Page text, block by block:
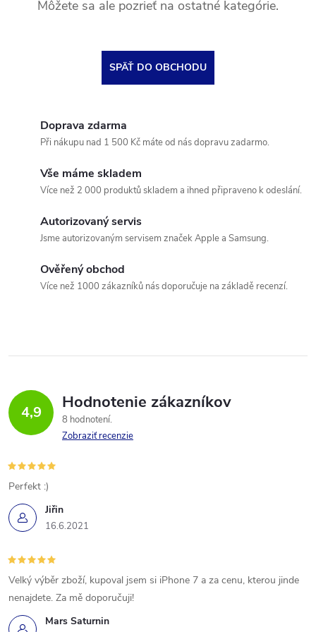
Môžete sa ale pozrieť na ostatné kategórie.
SPÄŤ DO OBCHODU
Doprava zdarma
Při nákupu nad 1 500 Kč máte od nás dopravu zadarmo.
Vše máme skladem
Více než 2 000 produktů skladem a ihned připraveno k odeslání.
Autorizovaný servis
Jsme autorizovaným servisem značek Apple a Samsung.
Ověřený obchod
Více než 1000 zákazníků nás doporučuje na základě recenzí.
4,9 Hodnotenie zákazníkov
8 hodnotení
Zobraziť recenzie
Jiřin
16.6.2021
Perfekt :)
Mars Saturnin
Velký výběr zboží, kupoval jsem si iPhone 7 a za cenu, kterou jinde
nenajdete. Za mě doporučuji!